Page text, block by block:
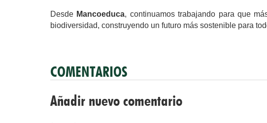
Desde Mancoeduca, continuamos trabajando para que
biodiversidad, construyendo un futuro más sostenible para
COMENTARIOS
Añadir nuevo comentario